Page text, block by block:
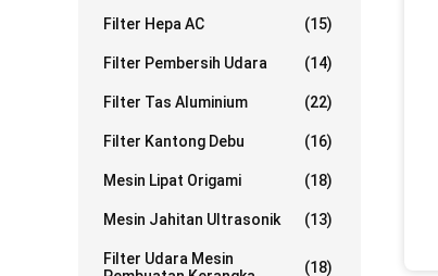
Filter Hepa AC (15)
Filter Pembersih Udara (14)
Filter Tas Aluminium (22)
Filter Kantong Debu (16)
Mesin Lipat Origami (18)
Mesin Jahitan Ultrasonik (13)
Filter Udara Mesin
(18)